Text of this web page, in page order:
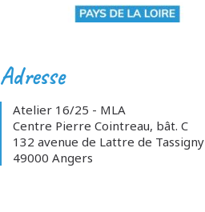
Adresse
Atelier 16/25 - MLA
Centre Pierre Cointreau, bât. C
132 avenue de Lattre de Tassigny
49000 Angers